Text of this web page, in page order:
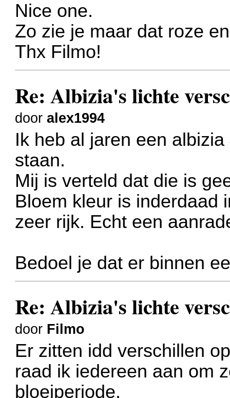
Nice one.
Zo zie je maar dat roze
Thx Filmo!
Re: Albizia's lichte
dooralex1994
Ik heb al jaren een
staan.
Mij is verteld dat die is
Bloem kleur is inderdaad
zeer rijk. Echt een
Bedoel je dat er binnen
Re: Albizia's lichte
door Filmo
Er zitten idd verschillen
raad ik iedereen aan om
bloeiperiode.